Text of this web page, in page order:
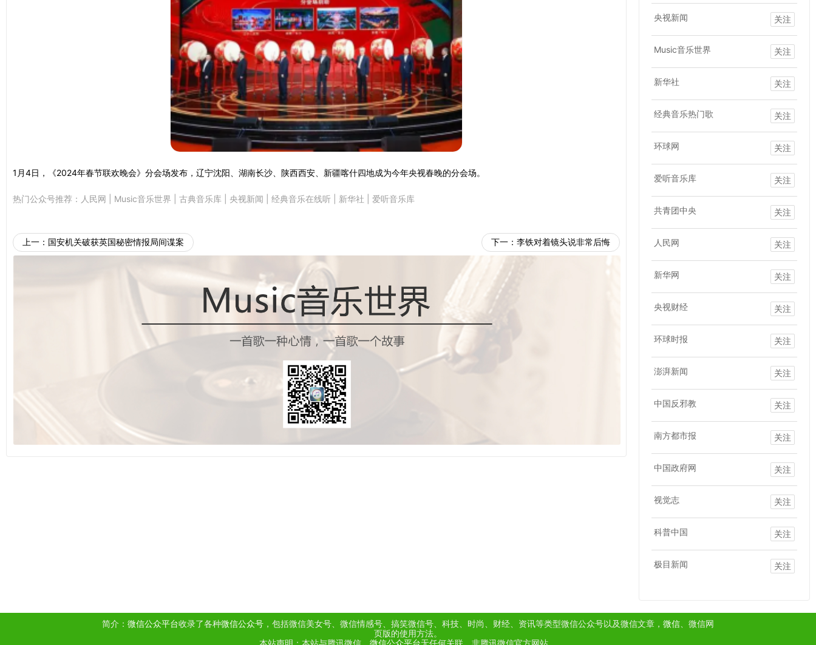
央视新闻 关注
Music音乐世界 关注
新华社 关注
经典音乐热门歌 关注
环球网 关注
爱听音乐库 关注
共青团中央 关注
人民网 关注
新华网 关注
央视财经 关注
环球时报 关注
澎湃新闻 关注
中国反邪教 关注
南方都市报 关注
中国政府网 关注
视觉志 关注
科普中国 关注
极目新闻 关注
1月4日，《2024年春节联欢晚会》分会场发布，辽宁沈阳、湖南长沙、陕西西安、新疆喀什四地成为今年央视春晚的分会场。
热门公众号推荐： 人民网 Music音乐世界 古典音乐库 央视新闻 经典音乐在线听 新华社 爱听音乐库
上一： 国安机关破获英国秘密情报局间谍案 下一： 李铁对着镜头说非常后悔
简介： 微信公众平台收录了各种微信公众号 ，包括微信美女号、微信情感号、搞笑微信号、科技、时尚、财经、资讯等类型微信公众号以及微信文章， 微信 、微信网
页版的使用方法。
本站声明：本站与腾讯微信、 微信公众平台无任何关联，非腾讯微信官方网站。